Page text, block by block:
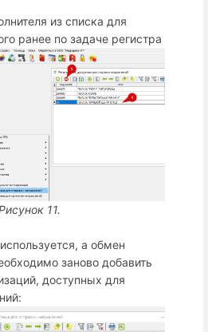
из списка для
ранее по задаче регистра
11.
а обмен
заново добавить
доступных для